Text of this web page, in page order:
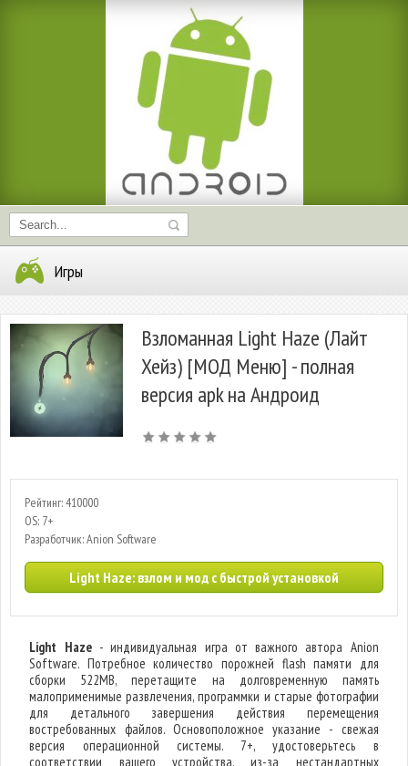
Игры
Взломанная Light Haze (Лайт
Хейз) [МОД Меню] - полная
версия apk на Андроид
Рейтинг: 410000
OS: 7+
Разработчик: Anion Software
Light Haze: взлом и мод с быстрой установкой
Light Haze- индивидуальная игра от важного автора Anion
Software. Потребное количество порожней flash памяти для
сборки 522MB, перетащите на долговременную память
малоприменимые развлечения, программки и старые фотографии
для детального завершения действия перемещения
востребованных файлов. Основоположное указание - свежая
версия операционной системы. 7+, удостоверьтесь в
соответствии вашего устройства, из-за нестандартных